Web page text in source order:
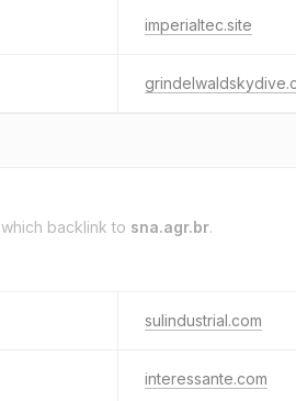
imperialtec.site
which backlink to sna.agr.br.
sulindustrial.com
interessante.com